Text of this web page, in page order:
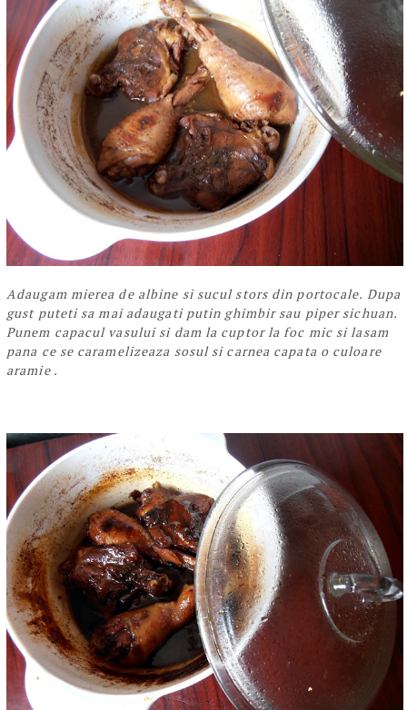
Adaugam mierea de albine si sucul stors din portocale. Dupa
gust puteti sa mai adaugati putin ghimbir sau piper sichuan.
Punem capacul vasului si dam la cuptor la foc mic si lasam
pana ce se caramelizeaza sosul si carnea capata o culoare
aramie .